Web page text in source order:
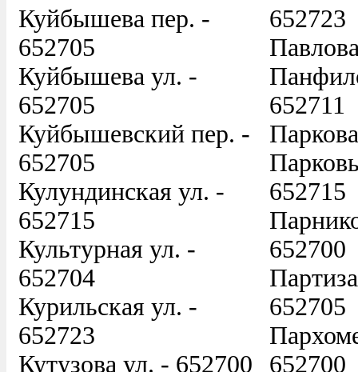
Куйбышева пер. -
652705
Куйбышева ул. -
652705
Куйбышевский пер. -
652705
Кулундинская ул. -
652715
Культурная ул. -
652704
Курильская ул. -
652723
Кутузова ул. - 652700
652723
652711
652715
652700
652705
652700